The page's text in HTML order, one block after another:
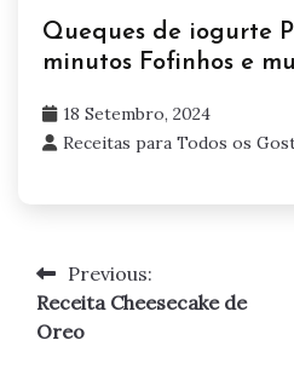
Queques de iogurte
minutos Fofinhos e
18 Setembro, 2024
Receitas para Todos os
Navegação
de
Previous:
Receita Cheesecake de
Oreo